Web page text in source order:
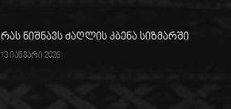
რას ნიშნავს ძაღლის კბენა სიზმარში
13 იანვარი 2026